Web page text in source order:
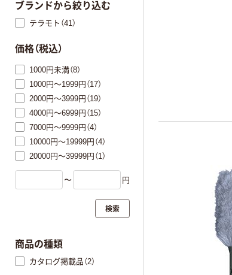
ブランドから絞り込む
テラモト（41）
価格（税込）
1000円未満（8）
1000円～1999円（17）
2000円～3999円（19）
4000円～6999円（15）
7000円～9999円（4）
10000円～19999円（4）
20000円～39999円（1）
〜 円
検索
商品の種類
カタログ掲載品（2）